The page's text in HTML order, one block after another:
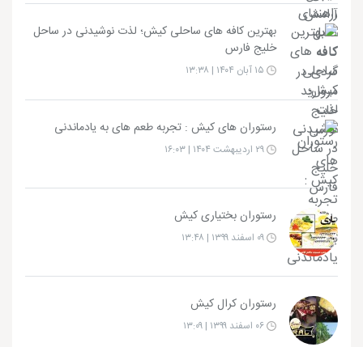
بهترین کافه های ساحلی کیش؛ لذت نوشیدنی در ساحل
خلیج فارس
رستوران های کیش : تجربه طعم های به یادماندنی
رستوران بختیاری کیش
رستوران کرال کیش